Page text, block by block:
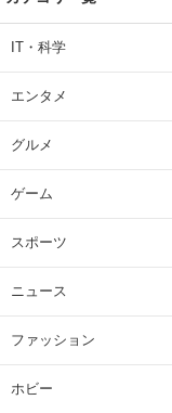
IT・科学
エンタメ
グルメ
ゲーム
スポーツ
ニュース
ファッション
ホビー